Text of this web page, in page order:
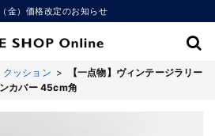
金）価格改定のお知らせ
クッション >
【一点物】ヴィンテージラリー
カバー 45cm角